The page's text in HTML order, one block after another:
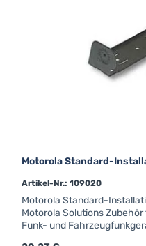
Motorola Standard-
Artikel-Nr.: 109020
Motorola Standard-
Motorola Solutions Zubehör
Funk- und